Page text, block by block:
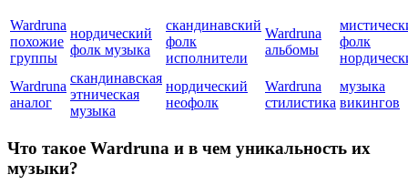
Wardruna
похожие
группы
нордический
фолк музыка
скандинавский
фолк
исполнители
Wardruna
альбомы
фолк
Wardruna
аналог
скандинавская
этническая
музыка
нордический
неофолк
Wardruna
стилистика
музыка
викингов
Что такое Wardruna и в чем уникальность их
музыки?